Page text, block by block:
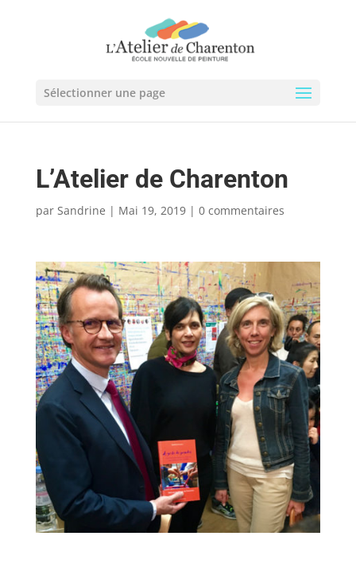
Sélectionner une page
L’Atelier de Charenton
par Sandrine | Mai 19, 2019| 0 commentaires